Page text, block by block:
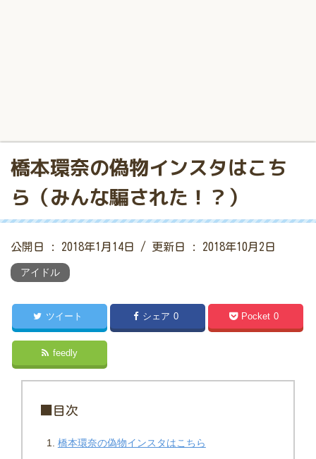
橋本環奈の偽物インスタはこち
ら（みんな騙された！？）
公開日 : 2018年1月14日 / 更新日 : 2018年10月2日
アイドル
ツイート シェア 0 Pocket 0
feedly
■目次
橋本環奈の偽物インスタはこちら